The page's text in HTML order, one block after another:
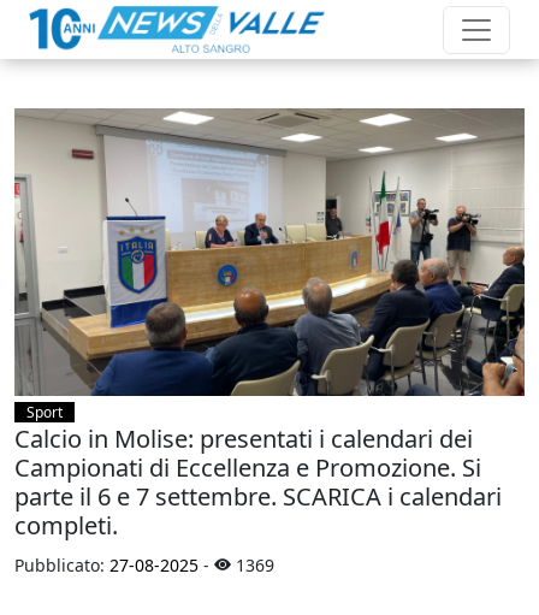
Sport
Calcio in Molise: presentati i calendari dei
Campionati di Eccellenza e Promozione. Si
parte il 6 e 7 settembre. SCARICA i calendari
completi.
Pubblicato: 27-08-2025 - 1369